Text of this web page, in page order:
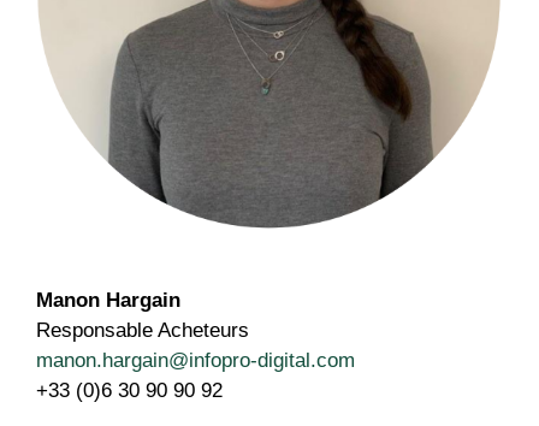
Manon Hargain
Responsable Acheteurs
manon.hargain@infopro-digital.com
+33 (0)6 30 90 90 92